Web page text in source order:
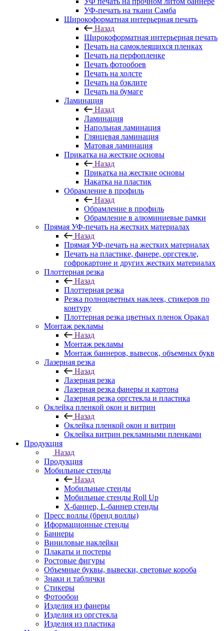
УФ-печать на ткани Самба
Широкоформатная интерьерная печать
Назад
Широкоформатная интерьерная печать
Печать на самоклеящихся пленках
Печать на перфопленке
Печать фотообоев
Печать на холсте
Печать на бэклите
Печать на бумаге
Ламинация
Назад
Ламинация
Напольная ламинация
Глянцевая ламинация
Матовая ламинация
Прикатка на жесткие основы
Назад
Прикатка на жесткие основы
Накатка на пластик
Обрамление в профиль
Назад
Обрамление в профиль
Обрамление в алюминиевые рамки
Прямая УФ-печать на жестких материалах
Назад
Прямая УФ-печать на жестких материалах
Печать на пластике, фанере, оргстекле,
гофрокартоне и других жестких материалах
Плоттерная резка
Назад
Плоттерная резка
Резка полноцветных наклеек, стикеров по
контуру
Плоттерная резка цветных пленок Оракал
Монтаж рекламы
Назад
Монтаж рекламы
Монтаж баннеров, вывесок, объемных букв
Лазерная резка
Назад
Лазерная резка
Лазерная резка фанеры и картона
Лазерная резка оргстекла и пластика
Оклейка пленкой окон и витрин
Назад
Оклейка пленкой окон и витрин
Оклейка витрин рекламными пленками
Продукция
Назад
Продукция
Мобильные стенды
Назад
Мобильные стенды
Мобильные стенды Roll Up
Х-баннер, L-баннер стенды
Пресс воллы (бренд воллы)
Иформационные стенды
Баннеры
Виниловые наклейки
Плакаты и постеры
Ростовые фигуры
Объемные буквы, вывески, световые короба
Знаки и таблички
Стикеры
Фотообои
Изделия из фанеры
Изделия из оргстекла
Изделия из пластика